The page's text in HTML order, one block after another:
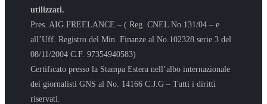
utilizzati.
Pres. AIG FREELANCE – ( Reg. CNEL No.131/04 – e
all’Uff. Registro del Min. Finanze al No.102328 serie 3 del
08/11/2004 C.F. 97354940583)
Certificato presso la Stampa Estera nell’albo internazionale
dei giornalisti GNS al No. 14166 C.J.G – Tutti i diritti
riservati.